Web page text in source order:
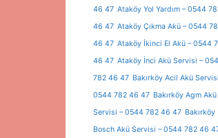
46 47 Ataköy Yol Yardım – 0544
46 47 Ataköy Çıkma Akü – 0544
46 47 Ataköy İkinci El Akü – 0544
46 47 Ataköy İnci Akü Servisi –
782 46 47 Bakırköy Acil Akü
0544 782 46 47 Bakırköy Agm Akü
Servisi – 0544 782 46 47 Bakırköy
Bosch Akü Servisi – 0544 782 46